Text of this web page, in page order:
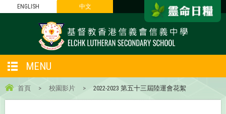
ENGLISH 中文
MENU
首頁 > 校園影片 > 2022-2023 第五十三屆陸運會花絮